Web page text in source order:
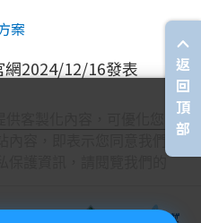
案
網2024/12/16發表
返
回
頂
部
供客製化內容，可優化您的